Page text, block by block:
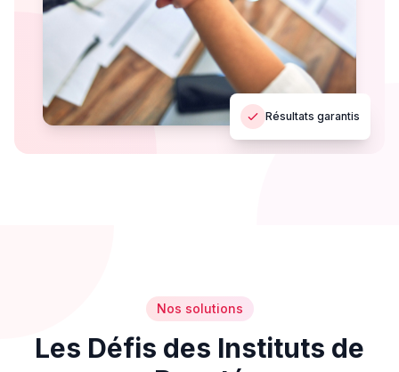
Résultats garantis
Nos solutions
Les Défis des Instituts de